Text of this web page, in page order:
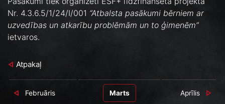
Nr. 4.3.6.5/1/24/I/001 “Atbalsta pasākumi bērniem ar
uzvedības un atkarību problēmām un to ģimenēm”
ietvaros.
Atpakaļ
Februāris Marts Aprīlis